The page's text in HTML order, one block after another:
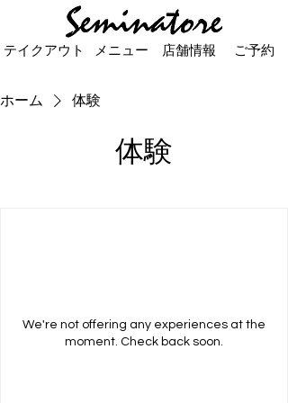
テイクアウト メニュー ご予約
店舗情報
ホーム 体験
体験
We're not offering any experiences at the
moment. Check back soon.